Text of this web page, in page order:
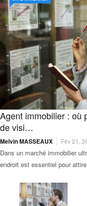
Agent immobilier : où
de visi…
Melvin MASSEAUX Fév 21,
Dans un marché immobilier
endroit est essentiel pour